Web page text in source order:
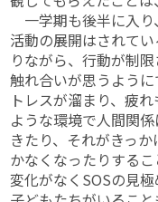
一学期も後半に入
活動の展開はされて
りながら、行動が制
触れ合いが思うよう
トレスが溜まり、疲
ような環境で人間関
きたり、それがきっ
かなくなったりする
変化がなくSOSの見